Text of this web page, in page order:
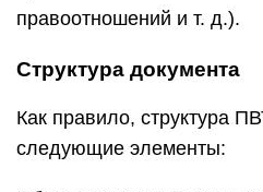
правоотношений и т. д.).
Структура документа
Как правило, структура
следующие элементы: